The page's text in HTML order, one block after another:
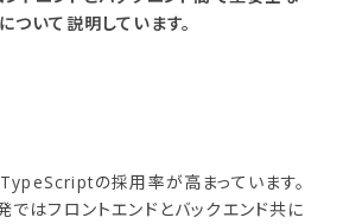
いて説明しています。
の採用率が高まっています。
はフロントエンドとバックエンド共に